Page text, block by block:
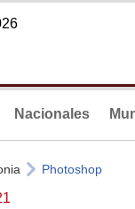
Nacionales
Photoshop